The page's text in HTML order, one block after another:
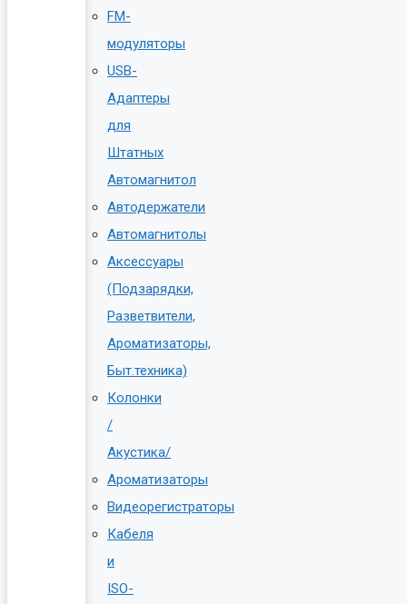
FM-
модуляторы
USB-
Адаптеры
для
Штатных
Автомагнитол
Автодержатели
Автомагнитолы
Аксессуары
(Подзарядки,
Разветвители,
Ароматизаторы,
Быт.техника)
Колонки
/
Акустика/
Ароматизаторы
Видеорегистраторы
Кабеля
и
ISO-